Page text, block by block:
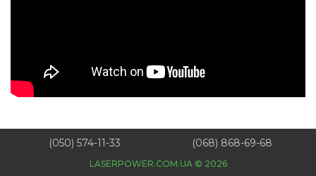
(050) 574-11-33 (068) 868-69-68
LASERPOWER.COM.UA © 2026